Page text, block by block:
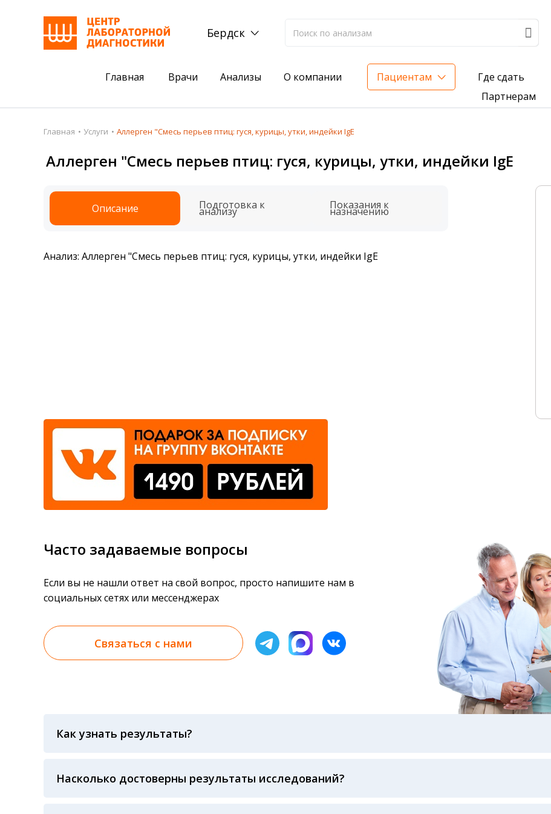
Бердск
Главная Врачи Анализы О компании Пациентам
Где сдать
Партнерам
Пациентам
Акции
Подготовка к анализам
Получить результаты
Налоговый вычет
Акции
Комплексный анализ на жирорастворимые витамины — всего 3 999 ₽
Сдать клеща на анализ для проверки на наличие инфекций
Главная Услуги Аллерген "Смесь перьев птиц: гуся, курицы, утки, индейки IgE
Аллерген "Смесь перьев птиц: гуся, курицы, утки, индейки IgE
Описание Подготовка к
анализу Показания к
назначению
Анализ: Аллерген "Смесь перьев птиц: гуся, курицы, утки, индейки IgE
Часто задаваемые вопросы
Если вы не нашли ответ на свой вопрос, просто напишите нам в
социальных сетях или мессенджерах
Связаться с нами
Как узнать результаты?
анализов при предъявлении паспорта или чека об оплате
Насколько достоверны результаты исследований?
Гарантия качества лабораторных тестов обеспечивается соблюдением международных стандартов